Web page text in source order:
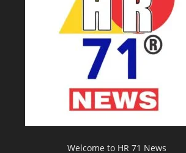
Welcome to HR 71 News